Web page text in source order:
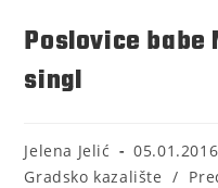
Poslovice
singl
Jelena Jelić
05.01.2016
Gradsko kazalište /